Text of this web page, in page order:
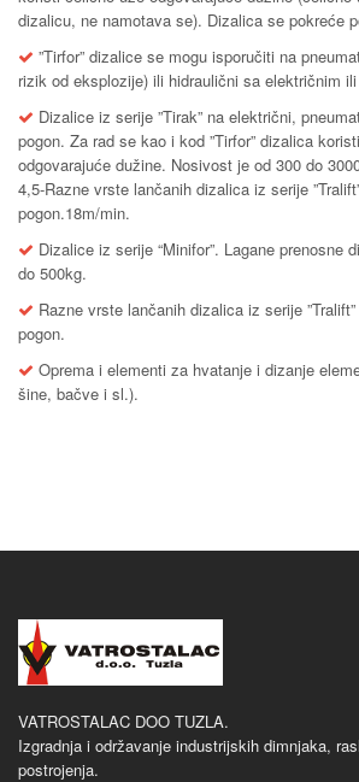
dizalicu, ne namotava se). Dizalica se pokreće
”Tirfor” dizalice se mogu isporučiti na
rizik od eksplozije) ili hidraulični sa električnim
Dizalice iz serije ”Tirak” na električni,
pogon. Za rad se kao i kod ”Tirfor” dizalica
odgovarajuće dužine. Nosivost je od 300 do
4,5-Razne vrste lančanih dizalica iz serije
pogon.18m/min.
Dizalice iz serije “Minifor”. Lagane prenosne
do 500kg.
Razne vrste lančanih dizalica iz serije
pogon.
Oprema i elementi za hvatanje i dizanje
šine, bačve i sl.).
VATROSTALAC DOO TUZLA.
Izgradnja i održavanje industrijskih dimnjaka,
postrojenja.